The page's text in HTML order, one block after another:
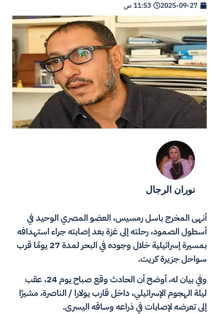
2025-09-27 11:53 ص
نوران الرجال
أنهى المخرج باسل رمسيس، العضو المصري الوحيد في
أسطول الصمود، رحلته إلى غزة بعد إصابته جراء استهدافه
بمسيرة إسرائيلية خلال وجوده في البحر لمدة 27 يومًا قرب
سواحل جزيرة كريت.
وفي بيان له، أوضح أن الحادث وقع صباح يوم 24، عقب
ليلة الهجوم الإسرائيلي، داخل قارب يولارا / الناصرة، مشيرًا
إلى تعرضه لإصابات في ذراعه وساقه اليسرى.